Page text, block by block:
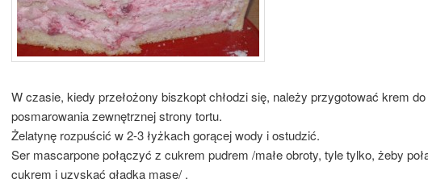
W czasie, kiedy przełożony biszkopt chłodzi się, należy przygotować krem do
posmarowania zewnętrznej strony tortu.
Żelatynę rozpuścić w 2-3 łyżkach gorącej wody i ostudzić.
Ser mascarpone połączyć z cukrem pudrem /małe obroty, tyle tylko, żeby
cukrem i uzyskać gładką masę/ .